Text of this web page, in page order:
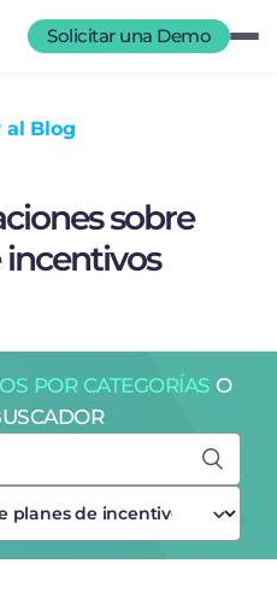
Solicitar una Demo
al Blog
sobre
incentivos
POR CATEGORÍAS O